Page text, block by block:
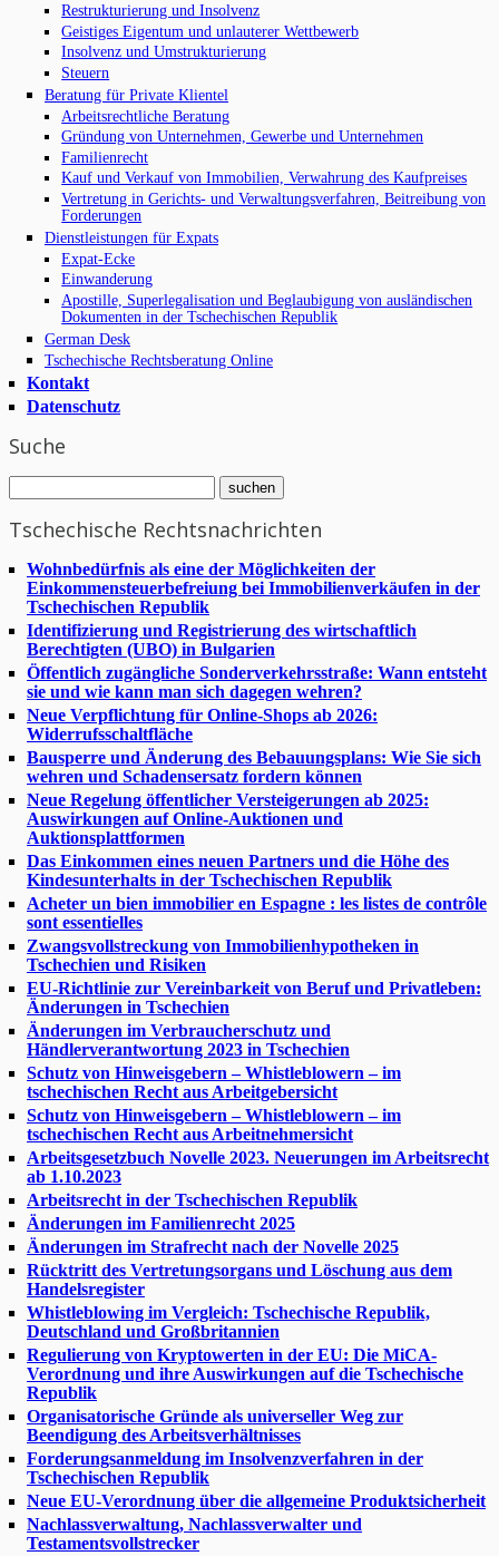
Restrukturierung und Insolvenz
Geistiges Eigentum und unlauterer Wettbewerb
Insolvenz und Umstrukturierung
Steuern
Beratung für Private Klientel
Arbeitsrechtliche Beratung
Gründung von Unternehmen, Gewerbe und Unternehmen
Familienrecht
Kauf und Verkauf von Immobilien, Verwahrung des Kaufpreises
Vertretung in Gerichts- und Verwaltungsverfahren, Beitreibung von
Forderungen
Dienstleistungen für Expats
Expat-Ecke
Einwanderung
Apostille, Superlegalisation und Beglaubigung von ausländischen
Dokumenten in der Tschechischen Republik
German Desk
Tschechische Rechtsberatung Online
Kontakt
Datenschutz
Suche
Tschechische Rechtsnachrichten
Wohnbedürfnis als eine der Möglichkeiten der
Einkommensteuerbefreiung bei Immobilienverkäufen in der
Tschechischen Republik
Identifizierung und Registrierung des wirtschaftlich
Berechtigten (UBO) in Bulgarien
Öffentlich zugängliche Sonderverkehrsstraße: Wann entsteht
sie und wie kann man sich dagegen wehren?
Neue Verpflichtung für Online-Shops ab 2026:
Widerrufsschaltfläche
Bausperre und Änderung des Bebauungsplans: Wie Sie sich
wehren und Schadensersatz fordern können
Neue Regelung öffentlicher Versteigerungen ab 2025:
Auswirkungen auf Online-Auktionen und
Auktionsplattformen
Das Einkommen eines neuen Partners und die Höhe des
Kindesunterhalts in der Tschechischen Republik
Acheter un bien immobilier en Espagne : les listes de contrôle
sont essentielles
Zwangsvollstreckung von Immobilienhypotheken in
Tschechien und Risiken
EU-Richtlinie zur Vereinbarkeit von Beruf und Privatleben:
Änderungen in Tschechien
Änderungen im Verbraucherschutz und
Händlerverantwortung 2023 in Tschechien
Schutz von Hinweisgebern – Whistleblowern – im
tschechischen Recht aus Arbeitgebersicht
Schutz von Hinweisgebern – Whistleblowern – im
tschechischen Recht aus Arbeitnehmersicht
Arbeitsgesetzbuch Novelle 2023. Neuerungen im Arbeitsrecht
ab 1.10.2023
Arbeitsrecht in der Tschechischen Republik
Änderungen im Familienrecht 2025
Änderungen im Strafrecht nach der Novelle 2025
Rücktritt des Vertretungsorgans und Löschung aus dem
Handelsregister
Whistleblowing im Vergleich: Tschechische Republik,
Deutschland und Großbritannien
Regulierung von Kryptowerten in der EU: Die MiCA-
Verordnung und ihre Auswirkungen auf die Tschechische
Republik
Organisatorische Gründe als universeller Weg zur
Beendigung des Arbeitsverhältnisses
Forderungsanmeldung im Insolvenzverfahren in der
Tschechischen Republik
Neue EU-Verordnung über die allgemeine Produktsicherheit
Nachlassverwaltung, Nachlassverwalter und
Testamentsvollstrecker